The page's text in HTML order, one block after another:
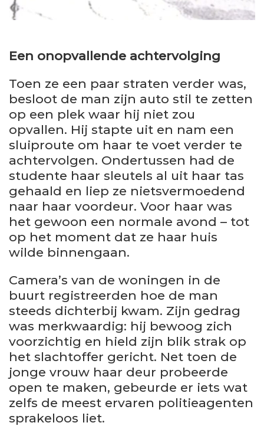
Een onopvallende achtervolging
Toen ze een paar straten verder was,
besloot de man zijn auto stil te zetten
op een plek waar hij niet zou
opvallen. Hij stapte uit en nam een
sluiproute om haar te voet verder te
achtervolgen. Ondertussen had de
studente haar sleutels al uit haar tas
gehaald en liep ze nietsvermoedend
naar haar voordeur. Voor haar was
het gewoon een normale avond – tot
op het moment dat ze haar huis
wilde binnengaan.
Camera’s van de woningen in de
buurt registreerden hoe de man
steeds dichterbij kwam. Zijn gedrag
was merkwaardig: hij bewoog zich
voorzichtig en hield zijn blik strak op
het slachtoffer gericht. Net toen de
jonge vrouw haar deur probeerde
open te maken, gebeurde er iets wat
zelfs de meest ervaren politieagenten
sprakeloos liet.